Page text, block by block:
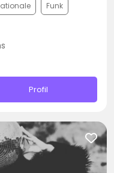
Funk
Profil